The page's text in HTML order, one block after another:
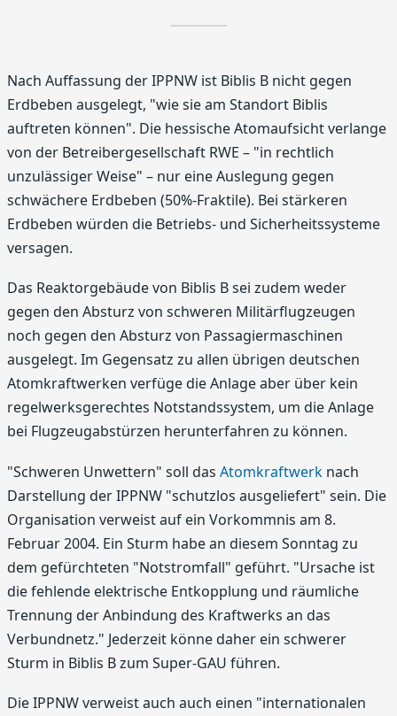
Nach Auffassung der IPPNW ist Biblis B nicht gegen
Erdbeben ausgelegt, "wie sie am Standort Biblis
auftreten können". Die hessische Atomaufsicht verlange
von der Betreibergesellschaft RWE – "in rechtlich
unzulässiger Weise" – nur eine Auslegung gegen
schwächere Erdbeben (50%-Fraktile). Bei stärkeren
Erdbeben würden die Betriebs- und Sicherheitssysteme
versagen.
Das Reaktorgebäude von Biblis B sei zudem weder
gegen den Absturz von schweren Militärflugzeugen
noch gegen den Absturz von Passagiermaschinen
ausgelegt. Im Gegensatz zu allen übrigen deutschen
Atomkraftwerken verfüge die Anlage aber über kein
regelwerksgerechtes Notstandssystem, um die Anlage
bei Flugzeugabstürzen herunterfahren zu können.
"Schweren Unwettern" soll das Atomkraftwerk nach
Darstellung der IPPNW "schutzlos ausgeliefert" sein. Die
Organisation verweist auf ein Vorkommnis am 8.
Februar 2004. Ein Sturm habe an diesem Sonntag zu
dem gefürchteten "Notstromfall" geführt. "Ursache ist
die fehlende elektrische Entkopplung und räumliche
Trennung der Anbindung des Kraftwerks an das
Verbundnetz." Jederzeit könne daher ein schwerer
Sturm in Biblis B zum Super-GAU führen.
Die IPPNW verweist auch auch einen "internationalen